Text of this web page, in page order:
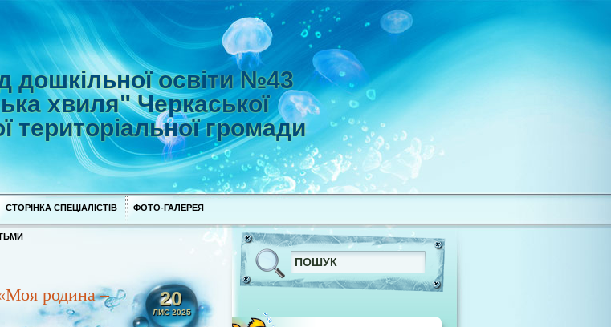
дошкільної освіти №43
хвиля" Черкаської
територіальної громади
СТОРІНКА СПЕЦІАЛІСТІВ ФОТО-ГАЛЕРЕЯ
родина –
20
ЛИС 2025